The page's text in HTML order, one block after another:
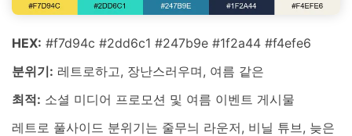
HEX: #f7d94c #2dd6c1 #247b9e #1f2a44 #f4efe6
분위기: 레트로하고, 장난스러우며, 여름 같은
최적: 소셜 미디어 프로모션 및 여름 이벤트 게시물
레트로 풀사이드 분위기는 줄무늬 라운저, 비닐 튜브, 늦은